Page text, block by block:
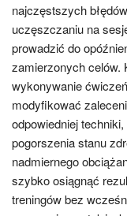
najczęstszych
uczęszczaniu na
prowadzić do
zamierzonych celów.
wykonywanie
modyfikować
odpowiedniej
pogorszenia stanu
nadmiernego
szybko osiągnąć
treningów bez